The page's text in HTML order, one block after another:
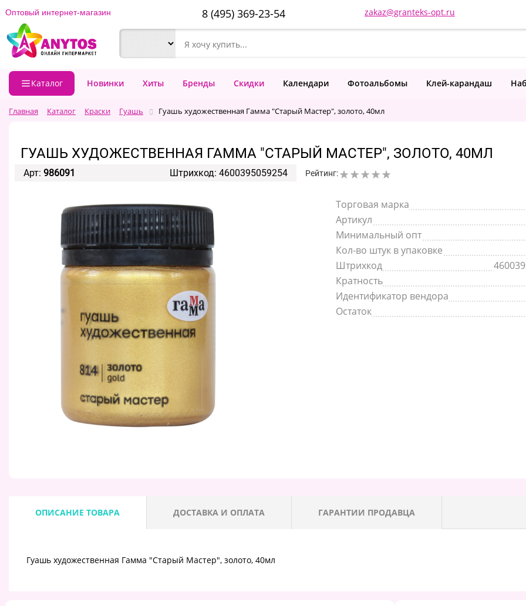
Оптовый интернет-магазин 8 (495) 369-23-54 zakaz@granteks-opt.ru
Каталог Новинки Хиты Бренды Скидки Календари Фотоальбомы Клей-карандаш
Главная Каталог Краски Гуашь Гуашь художественная Гамма "Старый Мастер", золото, 40мл
ГУАШЬ ХУДОЖЕСТВЕННАЯ ГАММА "СТАРЫЙ МАСТЕР", ЗОЛОТО, 40МЛ
Арт: 986091 Штрихкод: 4600395059254 Рейтинг:
Торговая марка
Артикул
Минимальный опт
Кол-во штук в упаковке
Штрихкод
Кратность
Идентификатор вендора
Остаток
ОПИСАНИЕ ТОВАРА ДОСТАВКА И ОПЛАТА ГАРАНТИИ ПРОДАВЦА
Гуашь художественная Гамма "Старый Мастер", золото, 40мл